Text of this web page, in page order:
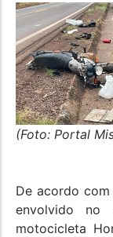
(Foto: Portal
De acordo
envolvido no
motocicleta